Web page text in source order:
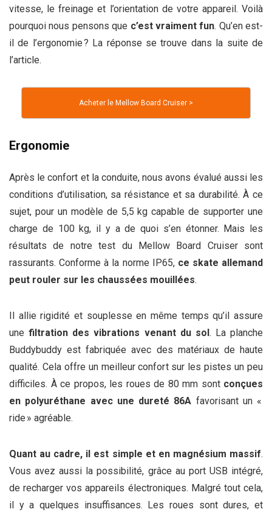
vitesse, le freinage et l’orientation de votre appareil. Voilà
pourquoi nous pensons que c’est vraiment fun. Qu’en est-
il de l’ergonomie ? La réponse se trouve dans la suite de
l’article.
Acheter le Mellow Board Cruiser >
Ergonomie
Après le confort et la conduite, nous avons évalué aussi les
conditions d’utilisation, sa résistance et sa durabilité. À ce
sujet, pour un modèle de 5,5 kg capable de supporter une
charge de 100 kg, il y a de quoi s’en étonner. Mais les
résultats de notre test du Mellow Board Cruiser sont
rassurants. Conforme à la norme IP65, ce skate allemand
peut rouler sur les chaussées mouillées.
Il allie rigidité et souplesse en même temps qu’il assure
unefiltration des vibrations venant du sol . La planche
Buddybuddy est fabriquée avec des matériaux de haute
qualité. Cela offre un meilleur confort sur les pistes un peu
difficiles. À ce propos, les roues de 80 mm sont conçues
en polyuréthane avec une dureté 86A favorisant un «
ride » agréable.
Quant au cadre, il est simple et en magnésium massif.
Vous avez aussi la possibilité, grâce au port USB intégré,
de recharger vos appareils électroniques. Malgré tout cela,
il y a quelques insuffisances. Les roues sont dures, et